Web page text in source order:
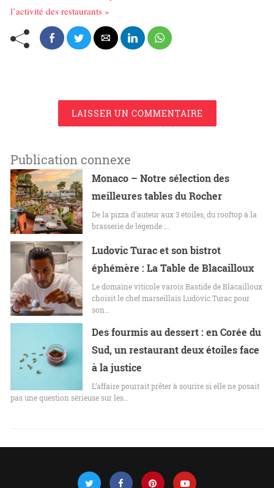
l’activité des restaurants »
LAISSER UN COMMENTAIRE
Publication connexe
Monaco – Notre sélection des
meilleures tables du Rocher
De la pizza d'auteur aux 3 étoiles, du rooftop à la
brasserie de légende :…
Ludovic Turac et son bistrot
éphémère : La Table de Blacailloux
Le domaine viticole varois Bastide de Blacailloux
choisit le chef marseillais Ludovic Turac pour
son…
Des fourmis au dessert : en Corée du
Sud, un restaurant deux étoiles face
à la justice
L’affaire pourrait prêter à sourire si elle ne posait
pas une question sérieuse sur les…